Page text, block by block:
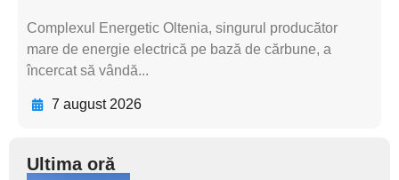
Complexul Energetic Oltenia, singurul producător
mare de energie electrică pe bază de cărbune, a
încercat să vândă...
7 august 2026
Ultima oră